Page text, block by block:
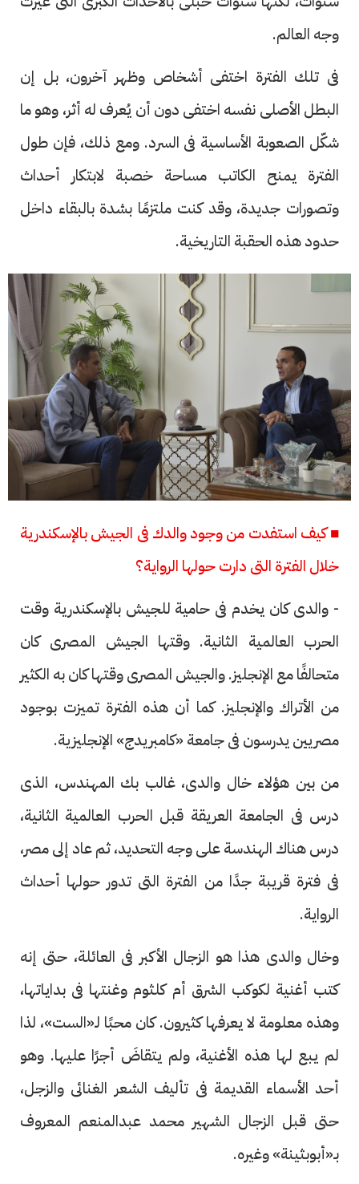
وجه العالم.
فى تلك الفترة اختفى أشخاص وظهر آخرون، بل إن
البطل الأصلى نفسه اختفى دون أن يُعرف له أثر، وهو ما
شكّل الصعوبة الأساسية فى السرد. ومع ذلك، فإن طول
الفترة يمنح الكاتب مساحة خصبة لابتكار أحداث
وتصورات جديدة، وقد كنت ملتزمًا بشدة بالبقاء داخل
حدود هذه الحقبة التاريخية.
■ كيف استفدت من وجود والدك فى الجيش بالإسكندرية
خلال الفترة التى دارت حولها الرواية؟
- والدى كان يخدم فى حامية للجيش بالإسكندرية وقت
الحرب العالمية الثانية. وقتها الجيش المصرى كان
متحالفًا مع الإنجليز. والجيش المصرى وقتها كان به الكثير
من الأتراك والإنجليز. كما أن هذه الفترة تميزت بوجود
مصريين يدرسون فى جامعة «كامبريدج» الإنجليزية.
من بين هؤلاء خال والدى، غالب بك المهندس، الذى
درس فى الجامعة العريقة قبل الحرب العالمية الثانية،
درس هناك الهندسة على وجه التحديد، ثم عاد إلى مصر،
فى فترة قريبة جدًا من الفترة التى تدور حولها أحداث
الرواية.
وخال والدى هذا هو الزجال الأكبر فى العائلة، حتى إنه
كتب أغنية لكوكب الشرق أم كلثوم وغنتها فى بداياتها،
وهذه معلومة لا يعرفها كثيرون. كان محبًا لـ«الست»، لذا
لم يبع لها هذه الأغنية، ولم يتقاضَ أجرًا عليها. وهو
أحد الأسماء القديمة فى تأليف الشعر الغنائى والزجل،
حتى قبل الزجال الشهير محمد عبدالمنعم المعروف
بـ«أبوبثينة» وغيره.